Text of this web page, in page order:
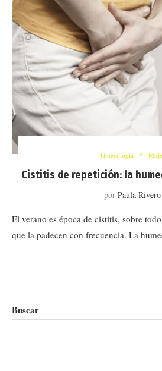
Ginecología
Cistitis de repetición: la
por Paula Rivero
El verano es época de cistitis, sobre
que la padecen con frecuencia. La
Buscar